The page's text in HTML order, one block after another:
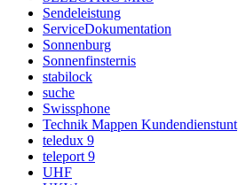
Sendeleistung
ServiceDokumentation
Sonnenburg
Sonnenfinsternis
stabilock
suche
Swissphone
Technik Mappen Kundendienstunt
teledux 9
teleport 9
UHF